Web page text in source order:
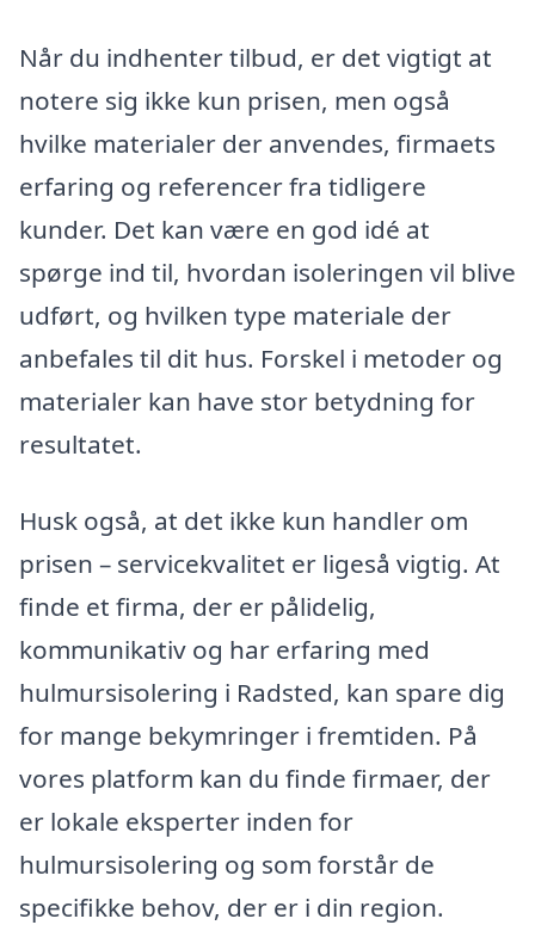
Når du indhenter tilbud, er det vigtigt at
notere sig ikke kun prisen, men også
hvilke materialer der anvendes, firmaets
erfaring og referencer fra tidligere
kunder. Det kan være en god idé at
spørge ind til, hvordan isoleringen vil blive
udført, og hvilken type materiale der
anbefales til dit hus. Forskel i metoder og
materialer kan have stor betydning for
resultatet.
Husk også, at det ikke kun handler om
prisen – servicekvalitet er ligeså vigtig. At
finde et firma, der er pålidelig,
kommunikativ og har erfaring med
hulmursisolering i Radsted, kan spare dig
for mange bekymringer i fremtiden. På
vores platform kan du finde firmaer, der
er lokale eksperter inden for
hulmursisolering og som forstår de
specifikke behov, der er i din region.